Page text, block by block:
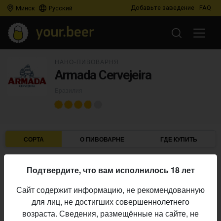
Минск Русский Добавьте заведение FAQ
Armada Cervejeira
СОРТА О ПИВОВАРНЕ ГДЕ КУПИТЬ
ABV ДАТА В ПРОДАЖЕ
ARMADA CERVEJEIRA
Tonerator
Подтвердите, что вам исполнилось 18 лет
Сайт содержит информацию, не рекомендованную
для лиц, не достигших совершеннолетнего
возраста. Сведения, размещённые на сайте, не